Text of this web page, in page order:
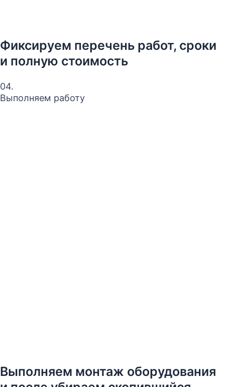
Фиксируем перечень работ, сроки
и полную стоимость
04.
Выполняем работу
Выполняем монтаж оборудования